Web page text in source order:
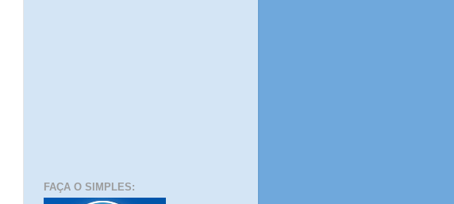
FAÇA O SIMPLES: